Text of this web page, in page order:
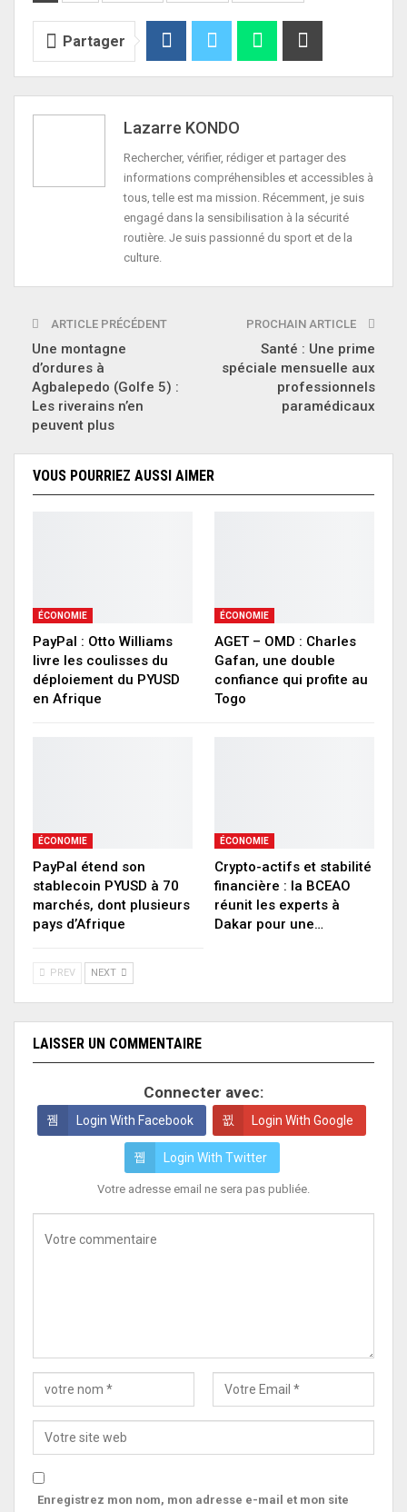
Partager
Lazarre KONDO
Rechercher, vérifier, rédiger et partager des
informations compréhensibles et accessibles à
tous, telle est ma mission. Récemment, je suis
engagé dans la sensibilisation à la sécurité
routière. Je suis passionné du sport et de la
culture.
ARTICLE PRÉCÉDENT
Une montagne
d’ordures à
Agbalepedo (Golfe 5) :
Les riverains n’en
peuvent plus
PROCHAIN ARTICLE
Santé : Une prime
spéciale mensuelle aux
professionnels
paramédicaux
VOUS POURRIEZ AUSSI AIMER
ÉCONOMIE
PayPal : Otto Williams
livre les coulisses du
déploiement du PYUSD
en Afrique
ÉCONOMIE
AGET – OMD : Charles
Gafan, une double
confiance qui profite au
Togo
ÉCONOMIE
PayPal étend son
stablecoin PYUSD à 70
marchés, dont plusieurs
pays d’Afrique
ÉCONOMIE
Crypto-actifs et stabilité
financière : la BCEAO
réunit les experts à
Dakar pour une…
PREV NEXT
LAISSER UN COMMENTAIRE
Connecter avec:
Login With Facebook Login With Google
Login With Twitter
Votre adresse email ne sera pas publiée.
Enregistrez mon nom, mon adresse e-mail et mon site